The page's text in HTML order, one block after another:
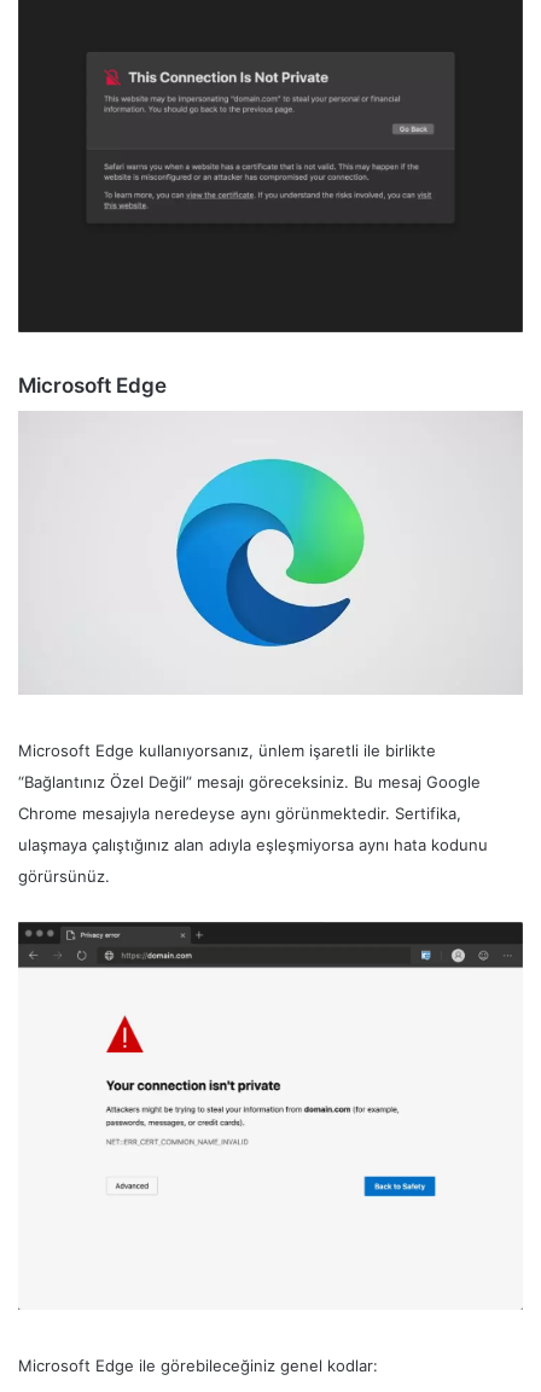
Microsoft Edge
Microsoft Edge kullanıyorsanız, ünlem işaretli ile birlikte
“Bağlantınız Özel Değil” mesajı göreceksiniz. Bu mesaj Google
Chrome mesajıyla neredeyse aynı görünmektedir. Sertifika,
ulaşmaya çalıştığınız alan adıyla eşleşmiyorsa aynı hata kodunu
görürsünüz.
Microsoft Edge ile görebileceğiniz genel kodlar: